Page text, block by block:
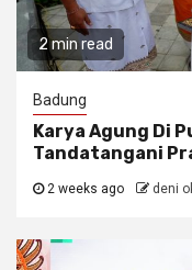
2 min read
Badung
Karya Agung Di
Tandatangani
2 weeks ago deni